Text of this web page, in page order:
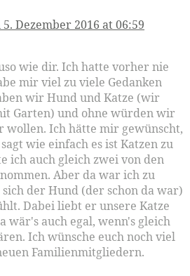
5. Dezember 2016 at 06:59
wie dir. Ich hatte vorher nie
mir viel zu viele Gedanken
wir Hund und Katze (wir
Garten) und ohne würden wir
wollen. Ich hätte mir gewünscht,
wie einfach es ist Katzen zu
ich auch gleich zwei von den
Aber da war ich zu
der Hund (der schon da war)
Dabei liebt er unsere Katze
wär's auch egal, wenn's gleich
Ich wünsche euch noch viel
Familienmitgliedern.